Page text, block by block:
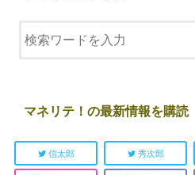
マネリテ！の最新情報を購読
信太郎 秀次郎